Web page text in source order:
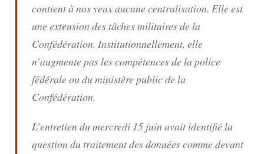
contient à nos yeux aucune centralisation. Elle est
une extension des tâches militaires de la
Confédération. Institutionnellement, elle
n’augmente pas les compétences de la police
fédérale ou du ministère public de la
Confédération.
L’entretien du mercredi 15 juin avait identifié la
question du traitement des données comme devant